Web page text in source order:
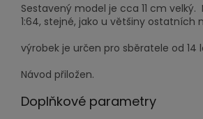
Sestavený model je cca 11 cm
1:64, stejné, jako u většiny ostatních
výrobek je určen pro sběratele od 14
Návod přiložen.
Doplňkové parametry